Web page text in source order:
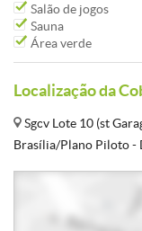
Salão de jogos
Sauna
Área verde
Localização da
Sgcv Lote 10 (st
Brasília/Plano Piloto -